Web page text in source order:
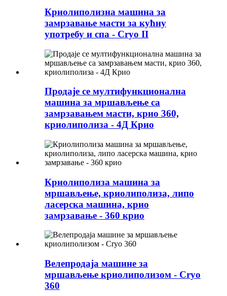
Криолиполизна машина за
замрзавање масти за кућну
употребу и спа - Cryo II
Продаје се мултифункционална
машина за мршављење са
замрзавањем масти, крио 360,
криолиполиза - 4Д Крио
Криолиполиза машина за
мршављење, криолиполиза, липо
ласерска машина, крио
замрзавање - 360 крио
Велепродаја машине за
мршављење криолиполизом - Cryo
360